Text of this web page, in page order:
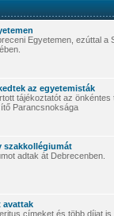
Egyetemen, ezúttal a
az egyetemisták
tájékoztatót az
Parancsnoksága
szakkollégiumát
adtak át Debrecenben.
avattak
címeket és több díjat is